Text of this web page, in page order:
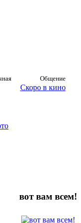
Общение
Скоро в кино
вот вам всем!